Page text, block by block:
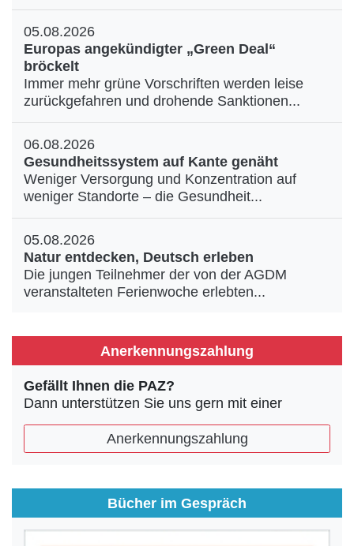
05.08.2026
Europas angekündigter „Green Deal“
bröckelt
Immer mehr grüne Vorschriften werden leise
zurückgefahren und drohende Sanktionen...
06.08.2026
Gesundheitssystem auf Kante genäht
Weniger Versorgung und Konzentration auf
weniger Standorte – die Gesundheit...
05.08.2026
Natur entdecken, Deutsch erleben
Die jungen Teilnehmer der von der AGDM
veranstalteten Ferienwoche erlebten...
Anerkennungszahlung
Gefällt Ihnen die PAZ?
Dann unterstützen Sie uns gern mit einer
Anerkennungszahlung
Bücher im Gespräch